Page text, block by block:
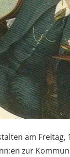
am
zur